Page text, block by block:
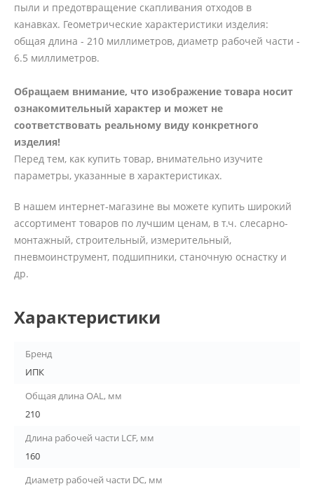
пыли и предотвращение скапливания отходов в
канавках. Геометрические характеристики изделия:
общая длина - 210 миллиметров, диаметр рабочей части -
6.5 миллиметров.
Обращаем внимание, что изображение товара носит
ознакомительный характер и может не
соответствовать реальному виду конкретного
изделия!
Перед тем, как купить товар, внимательно изучите
параметры, указанные в характеристиках.
В нашем интернет-магазине вы можете купить широкий
ассортимент товаров по лучшим ценам, в т.ч. слесарно-
монтажный, строительный, измерительный,
пневмоинструмент, подшипники, станочную оснастку и
др.
Характеристики
Бренд
ИПК
Общая длина OAL, мм
210
Длина рабочей части LCF, мм
160
Диаметр рабочей части DC, мм